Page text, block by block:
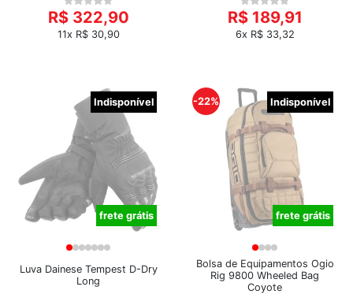
R$ 322,90
11x R$ 30,90
R$ 189,91
6x R$ 33,32
Indisponível
frete grátis
Luva Dainese Tempest D-Dry
Long
-22% Indisponível
frete grátis
Bolsa de Equipamentos Ogio
Rig 9800 Wheeled Bag
Coyote